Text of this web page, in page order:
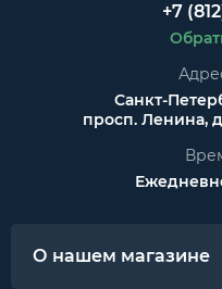
+7
Санкт-
просп. Ленина,
О нашем магазине